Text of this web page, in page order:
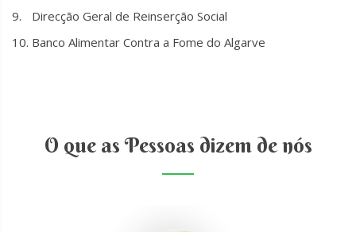
Direcção Geral de Reinserção Social
Banco Alimentar Contra a Fome do Algarve
O que as Pessoas dizem de nós